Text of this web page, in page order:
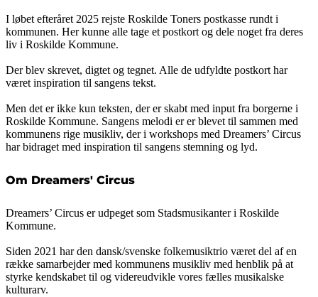
I løbet efteråret 2025 rejste Roskilde Toners postkasse rundt i
kommunen. Her kunne alle tage et postkort og dele noget fra deres
liv i Roskilde Kommune.
Der blev skrevet, digtet og tegnet. Alle de udfyldte postkort har
været inspiration til sangens tekst.
Men det er ikke kun teksten, der er skabt med input fra borgerne i
Roskilde Kommune. Sangens melodi er er blevet til sammen med
kommunens rige musikliv, der i workshops med Dreamers’ Circus
har bidraget med inspiration til sangens stemning og lyd.
Om Dreamers' Circus
Dreamers’ Circus er udpeget som Stadsmusikanter i Roskilde
Kommune.
Siden 2021 har den dansk/svenske folkemusiktrio været del af en
række samarbejder med kommunens musikliv med henblik på at
styrke kendskabet til og videreudvikle vores fælles musikalske
kulturarv.